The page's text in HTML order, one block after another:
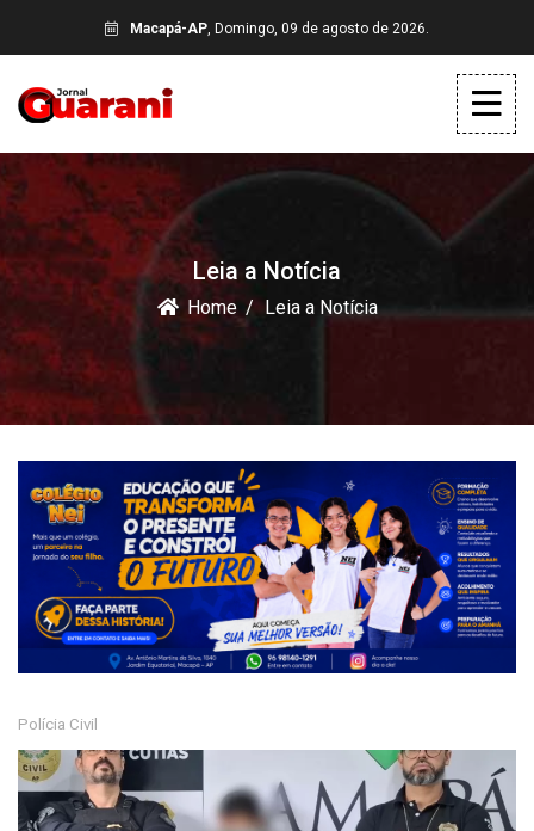
Macapá-AP, Domingo, 09 de agosto de 2026.
Leia a Notícia
Home Leia a Notícia
Polícia Civil